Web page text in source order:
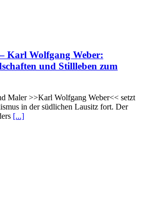
Karl Wolfgang Weber:
und Stillleben zum
Maler >>Karl Wolfgang Weber<< setzt
in der südlichen Lausitz fort. Der
[...]